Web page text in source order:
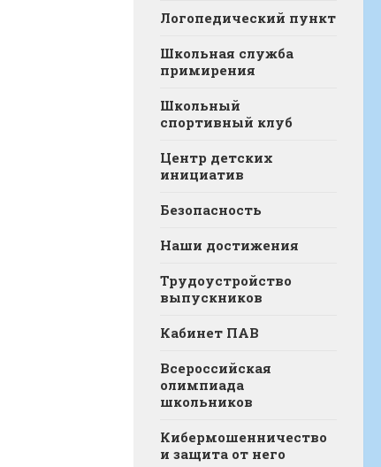
Логопедический пункт
Школьная служба
примирения
Школьный
спортивный клуб
Центр детских
инициатив
Безопасность
Наши достижения
Трудоустройство
выпускников
Кабинет ПАВ
Всероссийская
олимпиада
школьников
Кибермошенничество
и защита от него